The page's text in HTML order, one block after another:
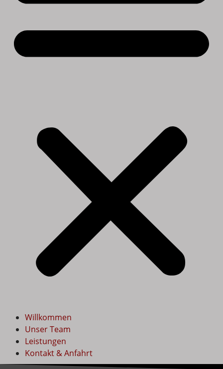
Willkommen
Unser Team
Leistungen
Kontakt & Anfahrt